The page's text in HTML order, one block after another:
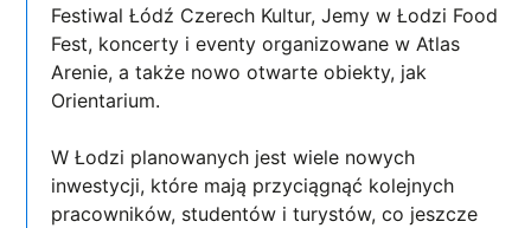
Festiwal Łódź Czerech Kultur, Jemy w Łodzi Food
Fest, koncerty i eventy organizowane w Atlas
Arenie, a także nowo otwarte obiekty, jak
Orientarium.
W Łodzi planowanych jest wiele nowych
inwestycji, które mają przyciągnąć kolejnych
pracowników, studentów i turystów, co jeszcze